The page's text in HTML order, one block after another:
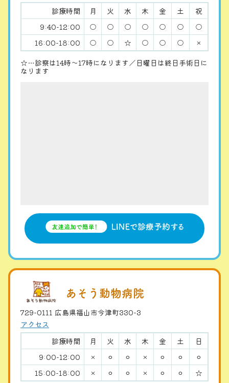
診療時間
月 火 水 木 金 土
祝
9:40-12:00
○ ○ ○ ○ ○ ○
○
16:00-18:00
○ ○ ☆ ○ ○ ○
×
☆…診察は14時〜17時になります／日曜日は終日手術日に
なります
あそう動物病院
729-0111 広島県福山市今津町330-3
アクセス
診療時間
月 火 水 木 金 土
日
9:00-12:00
× ⚪︎ ⚪︎ × ⚪︎ ⚪︎
⚪︎
15:00-18:00
× ⚪︎ ⚪︎ × ⚪︎ ⚪︎
☆